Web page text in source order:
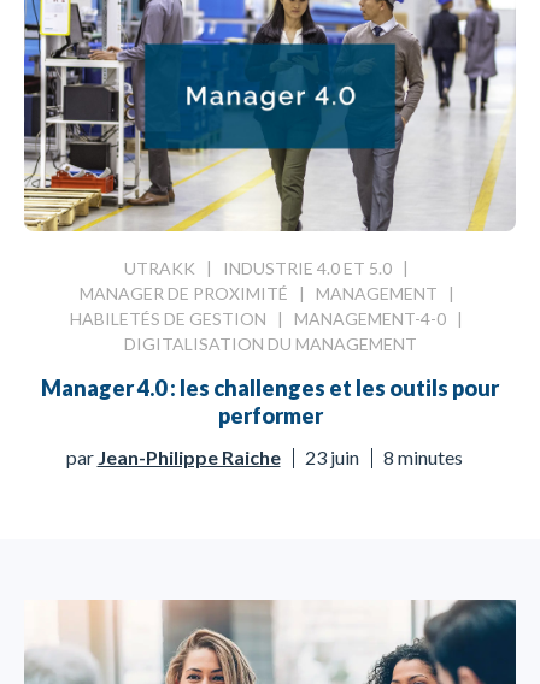
UTRAKK | INDUSTRIE 4.0 ET 5.0 |
MANAGER DE PROXIMITÉ | MANAGEMENT |
HABILETÉS DE GESTION | MANAGEMENT-4-0 |
DIGITALISATION DU MANAGEMENT
Manager 4.0 : les challenges et les outils pour
performer
par Jean-Philippe Raiche 23 juin 8 minutes